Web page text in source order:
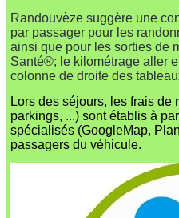
Randouvèze suggère une
par passager pour les rando
ainsi que pour les sorties de
Santé®; le kilométrage aller
colonne de droite des
Lors des séjours, les frais de
parkings, ...) sont établis à
spécialisés (GoogleMap,
passagers du véhicule.